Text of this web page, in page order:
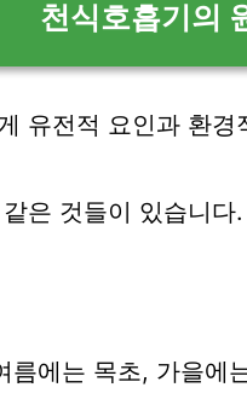
천식호흡기의
유전적 요인과 환
은 것들이 있습니다.
름에는 목초, 가을에